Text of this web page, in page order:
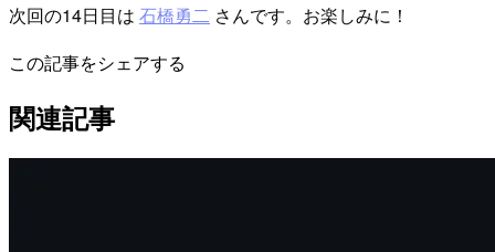
次回の14日目は 石橋勇二 さんです。お楽しみに！
この記事をシェアする
関連記事